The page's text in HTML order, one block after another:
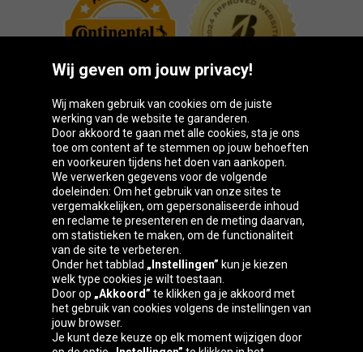
Oponeo-groep
Belgique
Česká
republika
Deutschland Éire
España France Italia Magyarország
Wij geven om jouw privacy!
Wij maken gebruik van cookies om de juiste
werking van de website te garanderen.
Door akkoord te gaan met alle cookies, sta je ons
toe om content af te stemmen op jouw behoeften
en voorkeuren tijdens het doen van aankopen.
We verwerken gegevens voor de volgende
doeleinden: Om het gebruik van onze sites te
vergemakkelijken, om gepersonaliseerde inhoud
en reclame te presenteren en de meting daarvan,
om statistieken te maken, om de functionaliteit
van de site te verbeteren.
Onder het tabblad „Instellingen” kun je kiezen
welk type cookies je wilt toestaan.
Door op „Akkoord” te klikken ga je akkoord met
het gebruik van cookies volgens de instellingen van
jouw browser.
Je kunt deze keuze op elk moment wijzigen door